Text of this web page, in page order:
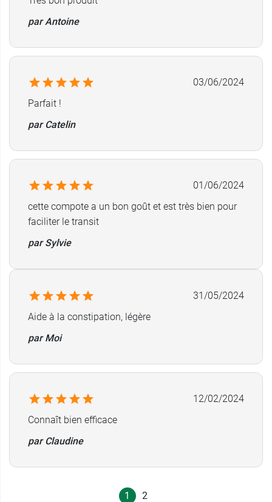
Elle peut être consommée en collation au cours
Ne peut être utilisé comme seule source
de moins de 8 ans.
par Antoine
03/06/2024
Parfait !
par Catelin
01/06/2024
cette compote a un bon goût et est très bien pour
faciliter le transit
par Sylvie
31/05/2024
Aide à la constipation, légère
par Moi
12/02/2024
Connaît bien efficace
par Claudine
1 2